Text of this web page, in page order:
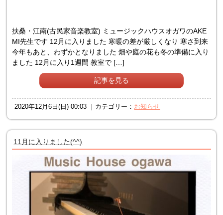
扶桑・江南(古民家音楽教室) ミュージックハウスオガワのAKE
MI先生です 12月に入りました 寒暖の差が厳しくなり 寒さ到来
今年もあと、わずかとなりました 畑や庭の花も冬の準備に入り
ました 12月に入り1週間 教室で […]
記事を見る
2020年12月6日(日) 00:03 ｜カテゴリー： お知らせ
11月に入りました(^^)